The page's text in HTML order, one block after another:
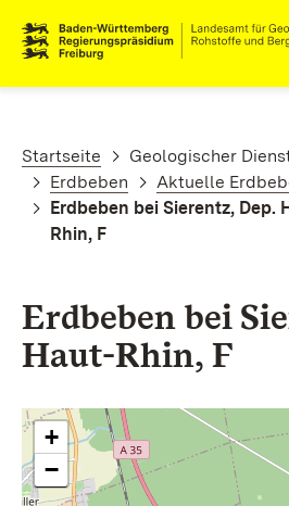
Pfadnavigation
Startseite
Geologischer
Erdbeben
Aktuelle
Erdbeben bei Sierentz, Dep.
Rhin, F
Erdbeben bei
Haut-Rhin, F
+
−